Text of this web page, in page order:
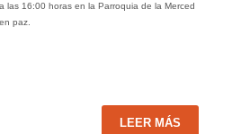
las 16:00 horas en la Parroquia de la Merced
paz.
LEER MÁS